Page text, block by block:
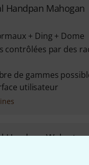
Handpan Mahogan
+ Ding + Dome
contrôlées par des
de gammes
utilisateur
Handpan Walnut